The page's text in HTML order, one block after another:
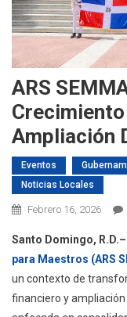
ARS
Ampliación
Eventos
Noticias Locales
Febrero 16, 2026
Santo Domingo, R.D.–
para Maestros (ARS
un contexto de
financiero y